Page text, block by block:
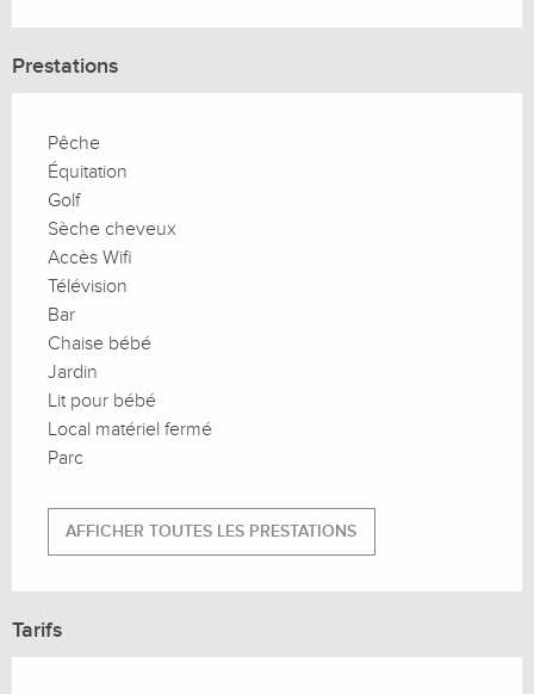
Prestations
Pêche
Équitation
Golf
Sèche cheveux
Accès Wifi
Télévision
Bar
Chaise bébé
Jardin
Lit pour bébé
Local matériel fermé
Parc
AFFICHER TOUTES LES PRESTATIONS
Tarifs